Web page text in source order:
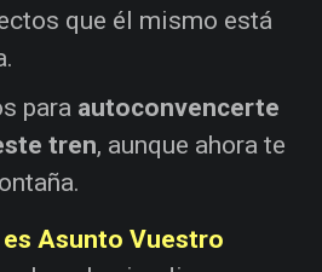
que él mismo está
para autoconvencerte
tren, aunque ahora te
Asunto Vuestro